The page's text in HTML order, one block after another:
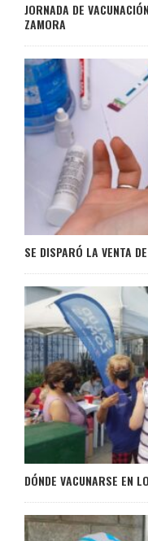
JORNADA DE
ZAMORA
SE DISPARÓ LA VENTA
DÓNDE VACUNARSE EN